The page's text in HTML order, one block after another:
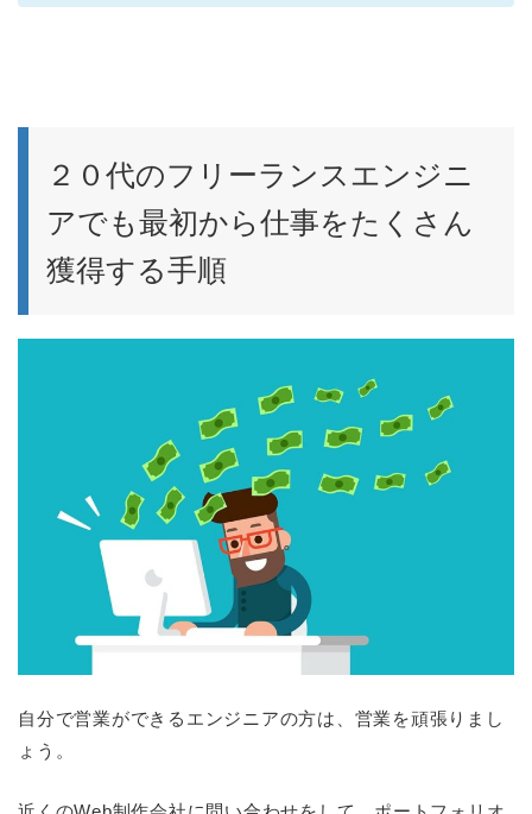
２０代のフリーランスエンジニ
アでも最初から仕事をたくさん
獲得する手順
自分で営業ができるエンジニアの方は、営業を頑張りまし
ょう。